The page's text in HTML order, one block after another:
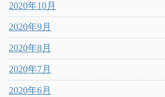
2020年10月
2020年9月
2020年8月
2020年7月
2020年6月